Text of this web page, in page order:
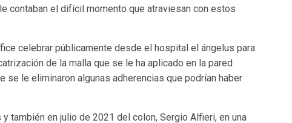
contaban el difícil momento que atraviesan con estos
celebrar públicamente desde el hospital el ángelus para
de la malla que se le ha aplicado en la pared
se le eliminaron algunas adherencias que podrían haber
también en julio de 2021 del colon, Sergio Alfieri, en una